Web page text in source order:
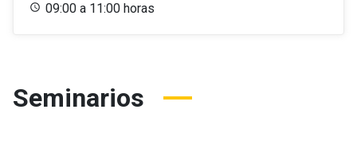
09:00 a 11:00 horas
Seminarios